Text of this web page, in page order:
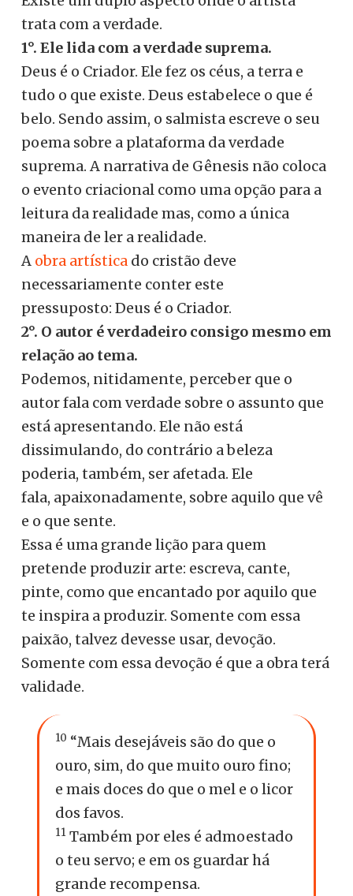
trata com a verdade.
1°. Ele lida com a verdade suprema.
Deus é o Criador. Ele fez os céus, a terra e
tudo o que existe. Deus estabelece o que é
belo. Sendo assim, o salmista escreve o seu
poema sobre a plataforma da verdade
suprema. A narrativa de Gênesis não coloca
o evento criacional como uma opção para a
leitura da realidade mas, como a única
maneira de ler a realidade.
A obra artística do cristão deve
necessariamente conter este
pressuposto: Deus é o Criador.
2°. O autor é verdadeiro consigo mesmo em
relação ao tema.
Podemos, nitidamente, perceber que o
autor fala com verdade sobre o assunto que
está apresentando. Ele não está
dissimulando, do contrário a beleza
poderia, também, ser afetada. Ele
fala, apaixonadamente, sobre aquilo que vê
e o que sente.
Essa é uma grande lição para quem
pretende produzir arte: escreva, cante,
pinte, como que encantado por aquilo que
te inspira a produzir. Somente com essa
paixão, talvez devesse usar, devoção.
Somente com essa devoção é que a obra terá
validade.
10 “Mais desejáveis são do que o
ouro, sim, do que muito ouro fino;
e mais doces do que o mel e o licor
dos favos.
11 Também por eles é admoestado
o teu servo; e em os guardar há
grande recompensa.